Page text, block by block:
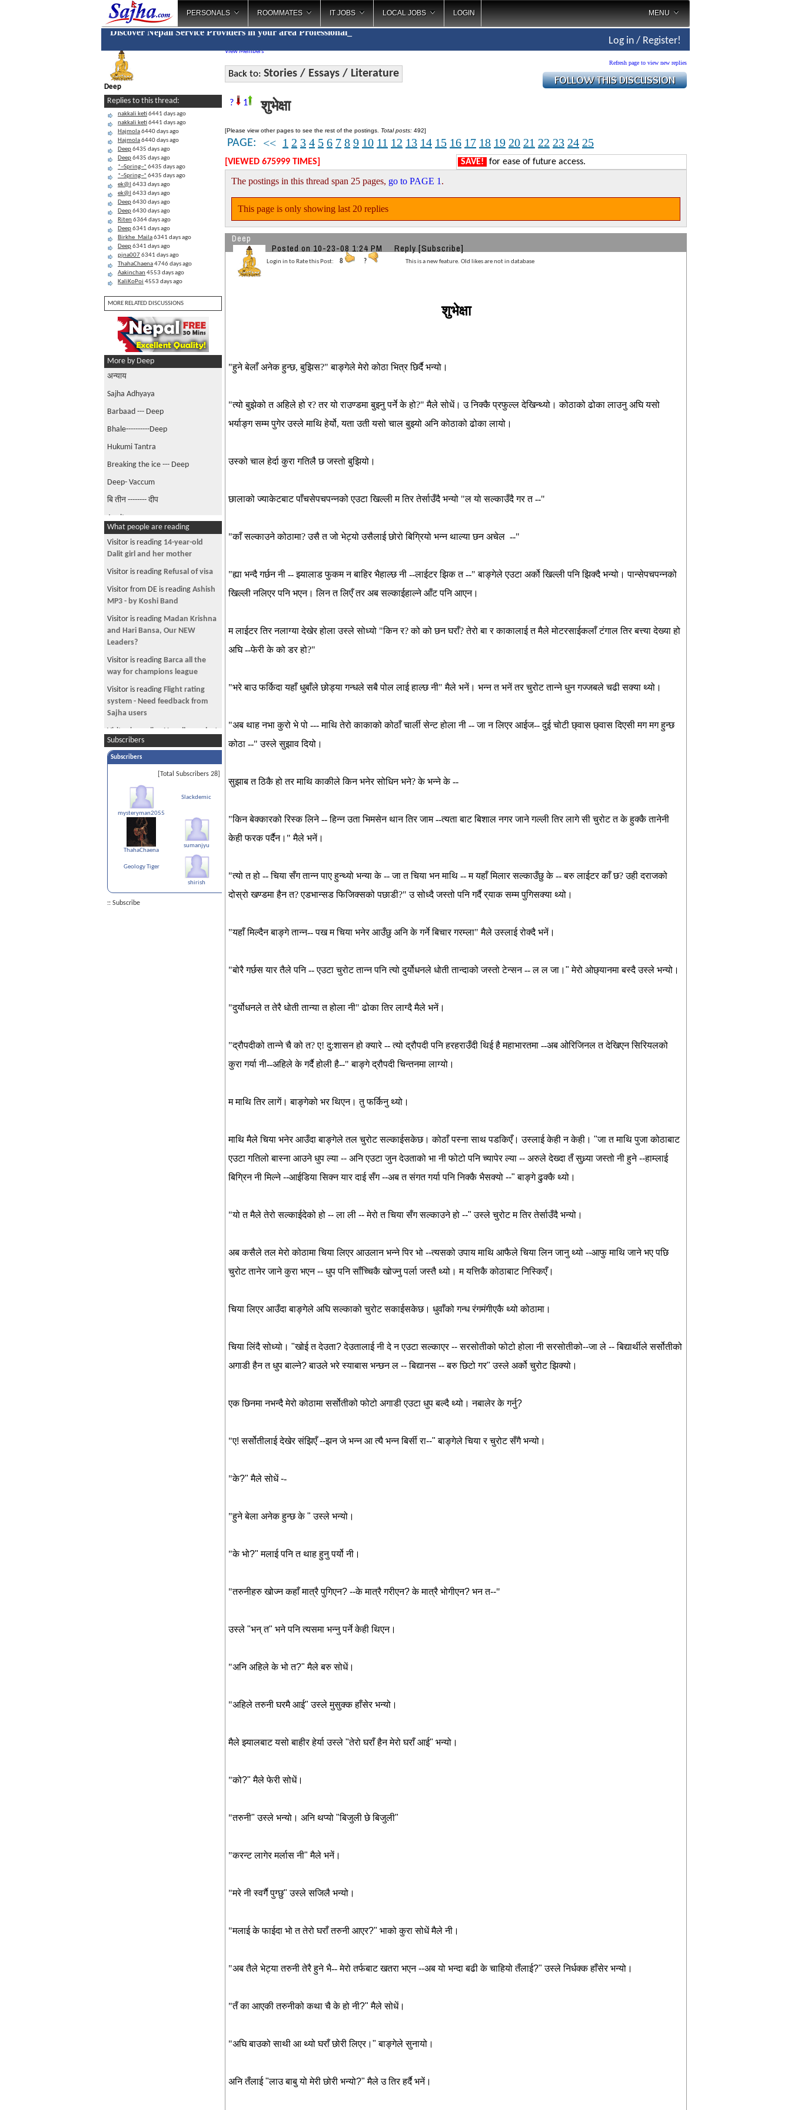
PERSONALS ROOMMATES IT JOBS LOCAL JOBS LOGIN MENU
Discover Nepali Service Providers in your area Profe_
Log in / Register!
Deep
Replies to this thread:
nakkali keti6441 days ago
nakkali keti6441 days ago
Hajmola6440 days ago
Hajmola6440 days ago
Deep6435 days ago
Deep6435 days ago
*~Spring~* 6435 days ago
*~Spring~* 6435 days ago
ek@l 6433 days ago
ek@l 6433 days ago
Deep6430 days ago
Deep6430 days ago
Riten 6364 days ago
Deep6341 days ago
Birkhe_Maila6341 days ago
Deep6341 days ago
pjna0076341 days ago
ThahaChaena4746 days ago
Aakinchan 4553 days ago
KaliKoPoi 4553 days ago
MORE RELATED DISCUSSIONS
More by Deep
अन्याय
Sajha Adhyaya
Barbaad --- Deep
Bhale----------Deep
Hukumi Tantra
Breaking the ice --- Deep
Deep- Vaccum
बि तीन -------- दीप
Agulto
स्वस्ती
Bhav-Smriti ------------ Deep
Dunel -------------Deep
Deep----Jhino-barely
बिदाई
naalmaliu - Deep
Chuttai - ------- Deep
Quagmire-------Deep
गन्थन
आमन्त्रण
झंकार
See more by Deep
What people are reading
Visitor is reading 14-year-old
Dalit girl and her mother
Visitor is reading Refusal of visa
Visitor from DE is reading Ashish
MP3 - by Koshi Band
Visitor is reading Madan Krishna
and Hari Bansa, Our NEW
Leaders?
Visitor is reading Barca all the
way for champions league
Visitor is reading Flight rating
system - Need feedback from
Sajha users
Visitor is reading Nepali guy shot
dead in Baltimore
Visitor is reading
Visitor is readingSexy Sexy
Subscribers
Subscribers
[Total Subscribers 28]
mysteryman2055
Slackdemic
newlynew
ThahaChaena
sumanjyu
बिस्टे
Geology Tiger
shirish
:: Subscribe
View Members
Back to: Stories / Essays / Literature
Refresh page to view new replies
? 1 शुभेक्षा
[Please view other pages to see the rest of the postings. Total posts: 492]
PAGE: << 1 2 3 4 5 6 7 8 9 10 11 12 13 14 15 16 17 18 19 20 21 22 23 24 25
[VIEWED 675999 TIMES] SAVE! for ease of future access.
The postings in this thread span 25 pages, go to PAGE 1 .
This page is only showing last 20 replies
Deep
Posted on 10-23-08 1:24 PM Reply [Subscribe]
Login in to Rate this Post: 8 ? This is a new feature. Old likes are not in database
शुभेक्षा
"हुने बेलाँ अनेक हुन्छ,बुझिस?"बाङ्गेले मेरो कोठा भित्र छिर्दै भन्यो।
"त्यो बुझेको त अहिले हो र?तर यो राउण्डमा बुझ्नु पर्ने के हो?"मैले सोधें। उ निक्कै प्रफुल्ल देखिन्थ्यो। कोठाको ढोका लाउनु अघि यसो
भर्याङ्ग सम्म पुगेर उस्ले माथि हेर्यो,यता उती यसो चाल बुझ्यो अनि कोठाको ढोका लायो।
उस्को चाल हेर्दा कुरा गतिलै छ जस्तो बुझियो।
छालाको ज्याकेटबाट पाँचसेपचपन्नको एउटा खिल्ली म तिर तेर्साउँदै भन्यो "ल यो सल्काउँदै गर त--"
"काँ सल्काउने कोठामा?उसै त जो भेट्यो उसैलाई छोरो बिग्रियो भन्न थाल्या छन अचेल --"
"ह्या भन्दै गर्छन नी --झ्यालाड फुकम न बाहिर भैहाल्छ नी --लाईटर झिक त--"बाङ्गेले एउटा अर्को खिल्ली पनि झिक्दै भन्यो। पान्सेपचपन्नको
खिल्ली नलिएर पनि भएन। लिन त लिएँ तर अब सल्काईहाल्ने आँट पनि आएन।
म लाईटर तिर नलाग्या देखेर होला उस्ले सोध्यो "किन र?को को छन घराँ?तेरो बा र काकालाई त मैले मोटरसाईकलाँ टंगाल तिर बत्त्या देख्या हो
अघि--फेरी के को डर हो?"
"भरे बाउ फर्किदा यहाँ धुबाँले छोड्या गन्धले सबै पोल लाई हाल्छ नी"मैले भनें। भन्न त भनें तर चुरोट तान्ने धुन गज्जबले चढी सक्या थ्यो।
"अब थाह नभा कुरो भे पो ---माथि तेरो काकाको कोठाँ चार्ली सेन्ट होला नी --जा न लिएर आईज--दुई चोटी छ्वास छ्वास दिएसी मग मग हुन्छ
कोठा --"उस्ले सुझाव दियो।
सुझाब त ठिकै हो तर माथि काकीले किन भनेर सोधिन भने?के भन्ने के--
"किन बेक्कारको रिस्क लिने--हिन्न उता भिमसेन थान तिर जाम--त्यता बाट बिशाल नगर जाने गल्ली तिर लागे सी चुरोट त के हुक्कै तानेनी
केही फरक पर्दैन। "मैले भनें।
"त्यो त हो --चिया सँग तान्न पाए हुन्थ्यो भन्या के--जा त चिया भन माथि --म यहाँ मिलार सल्काउँछु के--बरु लाईटर काँ छ?उही दराजको
दोस्रो खण्डमा हैन त?एडभान्सड फिजिक्सको पछाडी?"उ सोध्दै जस्तो पनि गर्दै र्याक सम्म पुगिसक्या थ्यो।
"यहाँ मिल्दैन बाङ्गे तान्न--पख म चिया भनेर आउँछु अनि के गर्ने बिचार गरम्ला"मैले उस्लाई रोक्दै भनें।
"बोरै गर्छस यार तैले पनि--एउटा चुरोट तान्न पनि त्यो दुर्योधनले धोती तान्दाको जस्तो टेन्सन--ल ल जा। "मेरो ओछ्यानमा बस्दै उस्ले भन्यो।
"दुर्योधनले त तेरै धोती तान्या त होला नी" ढोका तिर लाग्दै मैले भनें।
"द्रौपदीको तान्ने चै को त? ए! दु:शासन हो क्यारे -- त्यो द्रौपदी पनि हरहराउँदी थिई है महाभारतमा --अब ओरिजिनल त देखिएन सिरियलको
कुरा गर्या नी--अहिले के गर्दै होली है--" बाङ्गे द्रौपदी चिन्तनमा लाग्यो।
म माथि तिर लागें। बाङ्गेको भर थिएन। तु फर्किनु थ्यो।
माथि मैले चिया भनेर आउँदा बाङ्गेले तल चुरोट सल्काईसकेछ। कोठाँ पस्ना साथ पडकिएँ। उस्लाई केही न केही। "जा त माथि पुजा कोठाबाट
एउटा गतिलो बास्ना आउने धुप ल्या -- अनि एउटा जुन देउताको भा नी फोटो पनि च्यापेर ल्या -- अरुले देख्दा तँ सुध्र्या जस्तो नी हुने--हाम्लाई
बिग्रिन नी मिल्ने--आईडिया सिक्न यार दाई सँग--अब त संगत गर्या पनि निक्कै भैसक्यो --"बाङ्गे ढुक्कै थ्यो।
"यो त मैले तेरो सल्काईदेको हो --ला ली --मेरो त चिया सँग सल्काउने हो --"उस्ले चुरोट म तिर तेर्साउँदै भन्यो।
अब कसैले तल मेरो कोठामा चिया लिएर आउलान भन्ने पिर भो --त्यसको उपाय माथि आफैले चिया लिन जानु थ्यो --आफु माथि जाने भए पछि
चुरोट तानेर जाने कुरा भएन-- धुप पनि साँच्चिकै खोज्नु पर्ला जस्तै थ्यो। म यत्तिकै कोठाबाट निस्किएँ।
चिया लिएर आउँदा बाङ्गेले अघि सल्काको चुरोट सकाईसकेछ। धुवाँको गन्ध रंगमंगीएकै थ्यो कोठामा।
चिया लिंदै सोध्यो। "खोई त देउता?देउतालाई नी दे न एउटा सल्काएर--सरसोतीको फोटो होला नी सरसोतीको--जा ले --बिद्यार्थीले सर्सोतीको
अगाडी हैन त धुप बाल्ने?बाउले भरे स्याबास भन्छन ल --बिद्यानस --बरु छिटो गर" उस्ले अर्को चुरोट झिक्यो।
एक छिनमा नभन्दै मेरो कोठामा सर्सोतीको फोटो अगाडी एउटा धुप बल्दै थ्यो। नबालेर के गर्नु?
"ए!सर्सोतीलाई देखेर संझिएँ--झन जे भन्न आ त्यै भन्न बिर्सी रा--"बाङ्गेले चिया र चुरोट सँगै भन्यो।
"के?"मैले सोधें--
"हुने बेला अनेक हुन्छ के"उस्ले भन्यो।
"के भो?"मलाई पनि त थाह हुनु पर्यो नी।
"तरुनीहरु खोज्न कहाँ मात्रै पुगिएन? --के मात्रै गरीएन?के मात्रै भोगीएन? भन त--"
उस्ले "भन् त" भने पनि त्यसमा भन्नु पर्ने केही थिएन।
"अनि अहिले के भो त?"मैले बरु सोधें।
"अहिले तरुनी घरमै आई"उस्ले मुसुक्क हाँसेर भन्यो।
मैले झ्यालबाट यसो बाहीर हेर्या उस्ले "तेरो घराँ हैन मेरो घराँ आई" भन्यो।
"को?"मैले फेरी सोधें।
"तरुनी"उस्ले भन्यो। अनि थप्यो "बिजुली छे बिजुली"
"करन्ट लागेर मर्लास नी"मैले भनें।
"मरे नी स्वर्गै पुग्छु"उस्ले सजिलै भन्यो।
"मलाई के फाईदा भो त तेरो घराँ तरुनी आएर?" भाको कुरा सोधें मैले नी।
"अब तैले भेट्या तरुनी तेरै हुने भै-- मेरो तर्फबाट खतरा भएन--अब यो भन्दा बढी के चाहियो तँलाई?"उस्ले निर्धक्क हाँसेर भन्यो।
"तँ का आएकी तरुनीको कथा चै के हो नी?"मैले सोधें।
"अघि बाउको साथी आ थ्यो घराँ छोरी लिएर। "बाङ्गेले सुनायो।
अनि तँलाई"लाउ बाबु यो मेरी छोरी भन्यो?"मैले उ तिर हर्दै भनें।